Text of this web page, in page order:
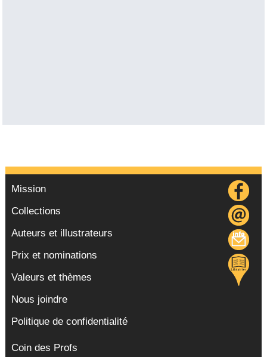
Mission
Collections
Auteurs et illustrateurs
Prix et nominations
Valeurs et thèmes
Nous joindre
Politique de confidentialité
Coin des Profs